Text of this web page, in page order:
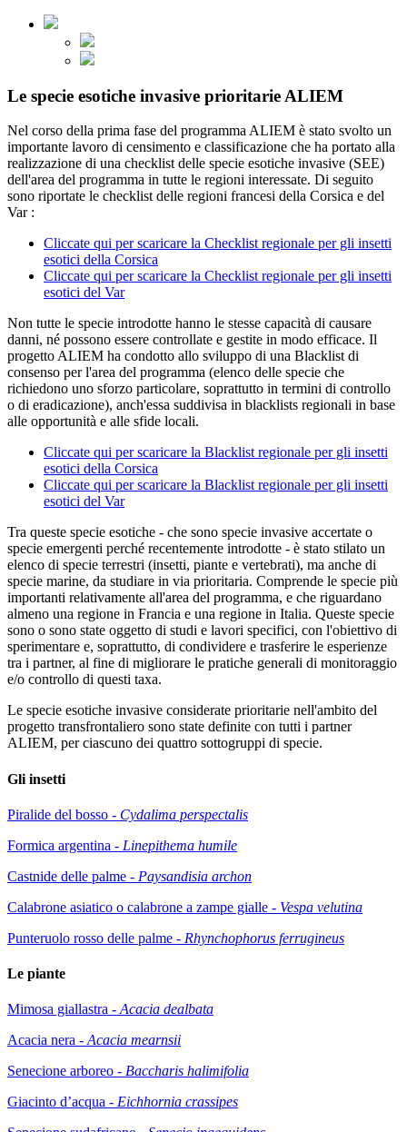
Le specie esotiche invasive prioritarie ALIEM
Nel corso della prima fase del programma ALIEM è stato svolto un
importante lavoro di censimento e classificazione che ha portato alla
realizzazione di una checklist delle specie esotiche invasive (SEE)
dell'area del programma in tutte le regioni interessate. Di seguito
sono riportate le checklist delle regioni francesi della Corsica e del
Var :
Cliccate qui per scaricare la Checklist regionale per gli insetti
esotici della Corsica
Cliccate qui per scaricare la Checklist regionale per gli insetti
esotici del Var
Non tutte le specie introdotte hanno le stesse capacità di causare
danni, né possono essere controllate e gestite in modo efficace. Il
progetto ALIEM ha condotto allo sviluppo di una Blacklist di
consenso per l'area del programma (elenco delle specie che
richiedono uno sforzo particolare, soprattutto in termini di controllo
o di eradicazione), anch'essa suddivisa in blacklists regionali in base
alle opportunità e alle sfide locali.
Cliccate qui per scaricare la Blacklist regionale per gli insetti
esotici della Corsica
Cliccate qui per scaricare la Blacklist regionale per gli insetti
esotici del Var
Tra queste specie esotiche - che sono specie invasive accertate o
specie emergenti perché recentemente introdotte - è stato stilato un
elenco di specie terrestri (insetti, piante e vertebrati), ma anche di
specie marine, da studiare in via prioritaria. Comprende le specie più
importanti relativamente all'area del programma, e che riguardano
almeno una regione in Francia e una regione in Italia. Queste specie
sono o sono state oggetto di studi e lavori specifici, con l'obiettivo di
sperimentare e, soprattutto, di condividere e trasferire le esperienze
tra i partner, al fine di migliorare le pratiche generali di monitoraggio
e/o controllo di questi taxa.
Le specie esotiche invasive considerate prioritarie nell'ambito del
progetto transfrontaliero sono state definite con tutti i partner
ALIEM, per ciascuno dei quattro sottogruppi di specie.
Gli insetti
Piralide del bosso - Cydalima perspectalis
Formica argentina - Linepithema humile
Castnide delle palme - Paysandisia archon
Calabrone asiatico o calabrone a zampe gialle - Vespa velutina
Punteruolo rosso delle palme - Rhynchophorus ferrugineus
Le piante
Mimosa giallastra - Acacia dealbata
Acacia nera - Acacia mearnsii
Senecione arboreo - Baccharis halimifolia
Giacinto d’acqua - Eichhornia crassipes